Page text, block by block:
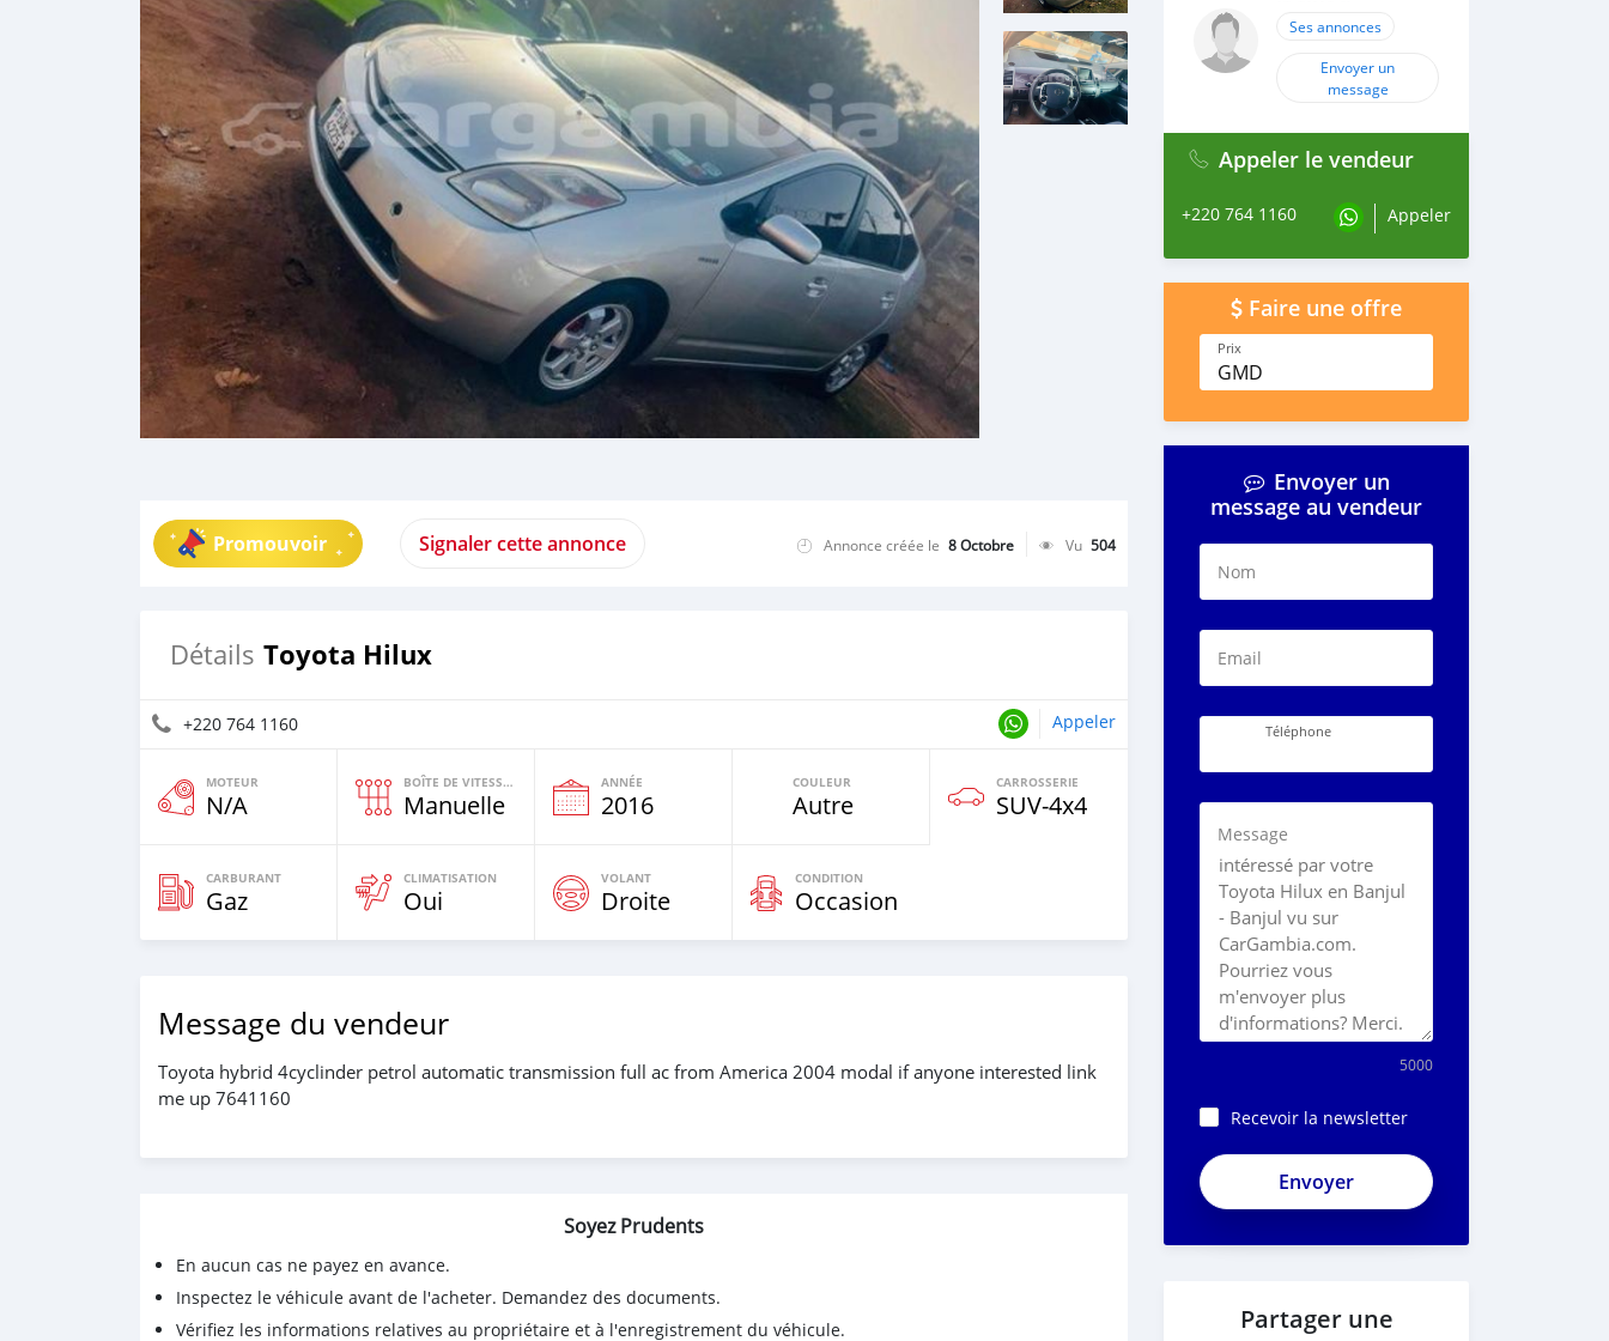
Promouvoir Signaler cette annonce Annonce créée le 8 Octobre Vu 504
Détails Toyota Hilux
+220 764 1160 Appeler
MOTEUR
N/A
BOÎTE DE VITESSES
Manuelle
ANNÉE
2016
COULEUR
Autre
CARROSSERIE
SUV‒4x4
CARBURANT
Gaz
CLIMATISATION
Oui
VOLANT
Droite
CONDITION
Occasion
Message du vendeur
Toyota hybrid 4cyclinder petrol automatic transmission full ac from America 2004 modal if anyone interested link
me up 7641160
Soyez Prudents
En aucun cas ne payez en avance.
Inspectez le véhicule avant de l'acheter. Demandez des documents.
Vérifiez les informations relatives au propriétaire et à l'enregistrement du véhicule.
Ses annonces
Envoyer un
message
Appeler le vendeur
+220 764 1160 Appeler
Faire une offre
Prix
GMD
Envoyer un
message au vendeur
Nom
Email
Téléphone
Message
5000
Recevoir la newsletter
Partager une